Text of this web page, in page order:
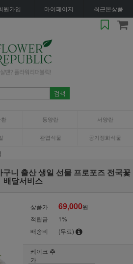
원가입 마이페이지 최근본상품
동양란 서양란
관엽식물 공기정화식물
니 출산 생일 선물 프로포즈 전국꽃
배달서비스
상품가 69,000원
적립금
1%
배송비
(무료)
케이크 추
가